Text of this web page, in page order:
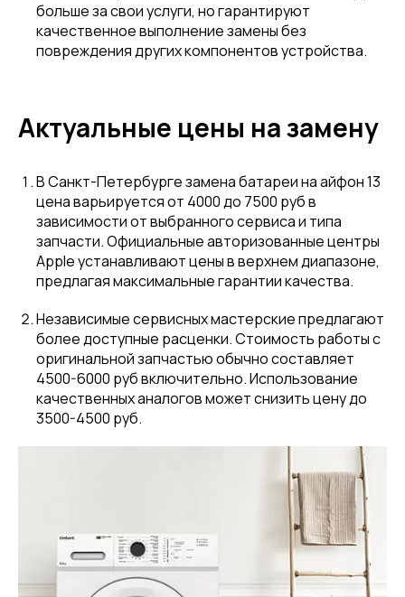
больше за свои услуги, но гарантируют
качественное выполнение замены без
повреждения других компонентов устройства.
Актуальные цены на замену
В Санкт-Петербурге замена батареи на айфон 13
цена варьируется от 4000 до 7500 руб в
зависимости от выбранного сервиса и типа
запчасти. Официальные авторизованные центры
Apple устанавливают цены в верхнем диапазоне,
предлагая максимальные гарантии качества.
Независимые сервисных мастерские предлагают
более доступные расценки. Стоимость работы с
оригинальной запчастью обычно составляет
4500-6000 руб включительно. Использование
качественных аналогов может снизить цену до
3500-4500 руб.